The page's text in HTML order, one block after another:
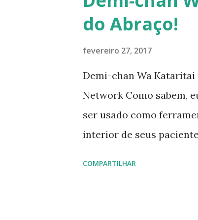
do Abraço!
fevereiro 27, 2017
Demi-chan Wa Kataritai
Network Como sabem,
ser usado como
interior de seus
COMPARTILHAR